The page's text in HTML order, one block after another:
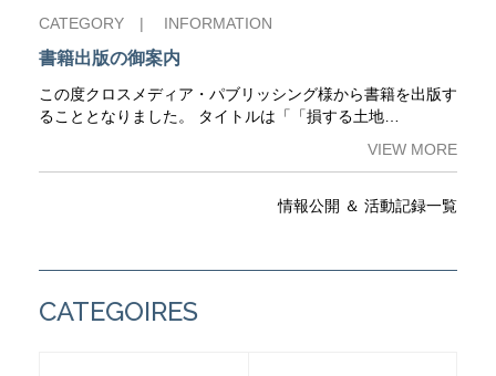
CATEGORY | INFORMATION
書籍出版の御案内
この度クロスメディア・パブリッシング様から書籍を出版す
ることとなりました。 タイトルは「「損する土地…
VIEW MORE
情報公開 ＆ 活動記録一覧
CATEGOIRES